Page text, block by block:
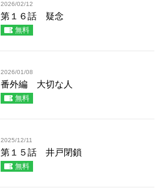
2026/02/12
第１６話 疑念
無料
2026/01/08
番外編 大切な人
無料
2025/12/11
第１５話 井戸閉鎖
無料